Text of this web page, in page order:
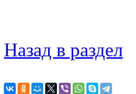
Назад в раздел